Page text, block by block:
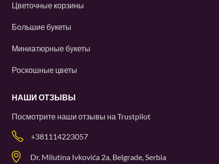
Цветочные корзины
Большие букеты
Миниатюрные букеты
Роскошные цветы
НАШИ ОТЗЫВЫ
Посмотрите наши отзывы на Trustpilot
+381114223057
Dr. Milutina Ivkovića 2a, Belgrade, Serbia